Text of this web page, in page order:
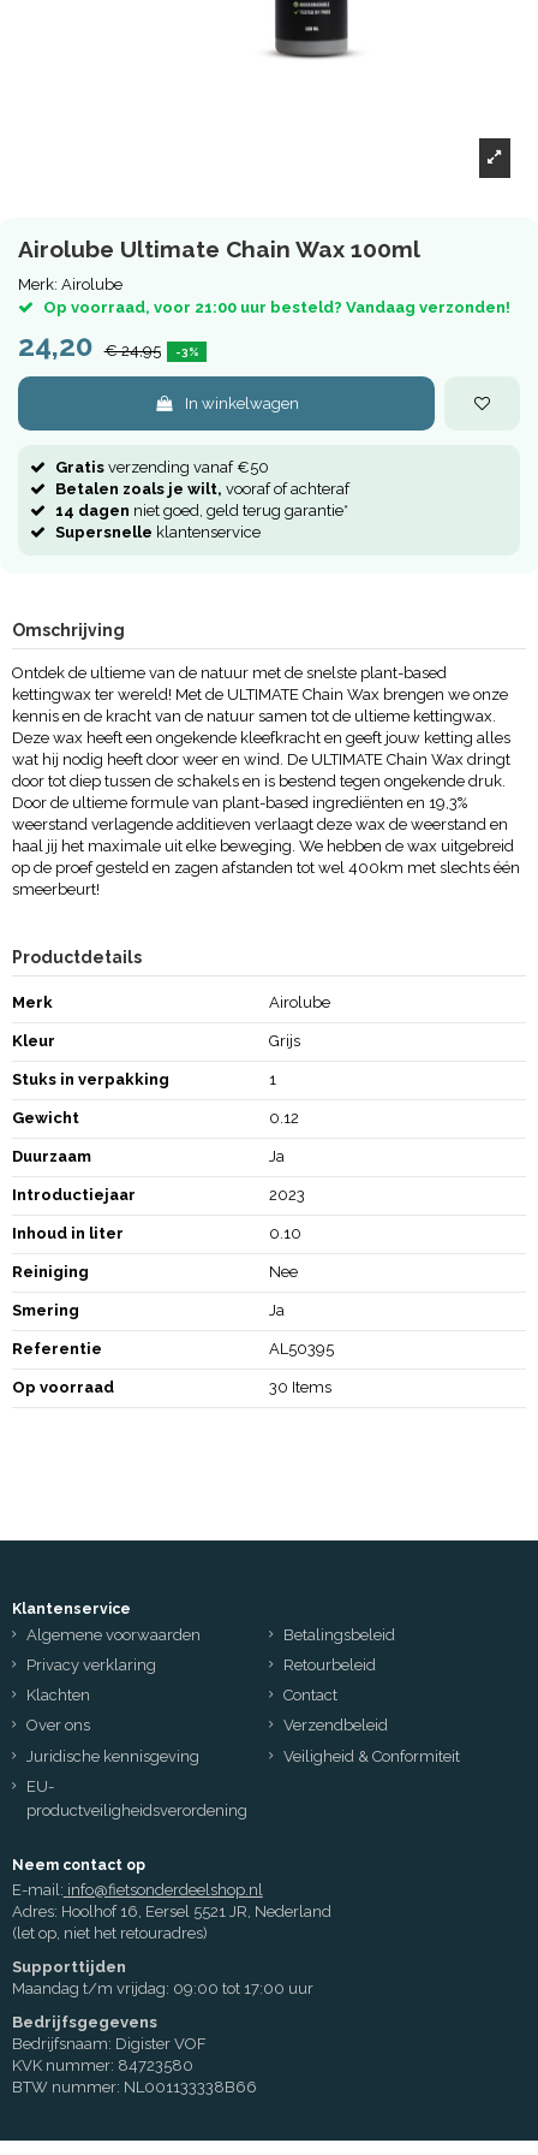
Airolube Ultimate Chain Wax 100ml
Merk: Airolube
Op voorraad, voor 21:00 uur besteld? Vandaag verzonden!
24,20 € 24,95 -3%
In winkelwagen
Gratis verzending vanaf €50
Betalen zoals je wilt, vooraf of achteraf
14 dagen niet goed, geld terug garantie*
Supersnelle klantenservice
Omschrijving
Ontdek de ultieme van de natuur met de snelste plant-based
kettingwax ter wereld! Met de ULTIMATE Chain Wax brengen we onze
kennis en de kracht van de natuur samen tot de ultieme kettingwax.
Deze wax heeft een ongekende kleefkracht en geeft jouw ketting alles
wat hij nodig heeft door weer en wind. De ULTIMATE Chain Wax dringt
door tot diep tussen de schakels en is bestend tegen ongekende druk.
Door de ultieme formule van plant-based ingrediënten en 19,3%
weerstand verlagende additieven verlaagt deze wax de weerstand en
haal jij het maximale uit elke beweging. We hebben de wax uitgebreid
op de proef gesteld en zagen afstanden tot wel 400km met slechts één
smeerbeurt!
Productdetails
Merk Airolube
Kleur Grijs
Stuks in verpakking 1
Gewicht 0.12
Duurzaam Ja
Introductiejaar 2023
Inhoud in liter 0.10
Reiniging Nee
Smering Ja
Referentie AL50395
Op voorraad 30 Items
Klantenservice
Algemene voorwaarden
Betalingsbeleid
Privacy verklaring
Retourbeleid
Klachten
Contact
Over ons
Verzendbeleid
Juridische kennisgeving
Veiligheid & Conformiteit
EU-
productveiligheidsverordening
Neem contact op
E-mail: info@fietsonderdeelshop.nl
Adres: Hoolhof 16, Eersel 5521 JR, Nederland
(let op, niet het retouradres)
Supporttijden
Maandag t/m vrijdag: 09:00 tot 17:00 uur
Bedrijfsgegevens
Bedrijfsnaam: Digister VOF
KVK nummer: 84723580
BTW nummer: NL001133338B66